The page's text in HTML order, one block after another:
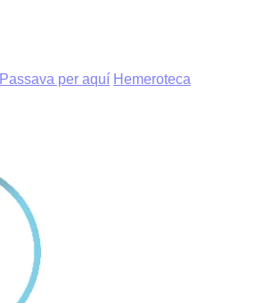
Passava per aquí Hemeroteca